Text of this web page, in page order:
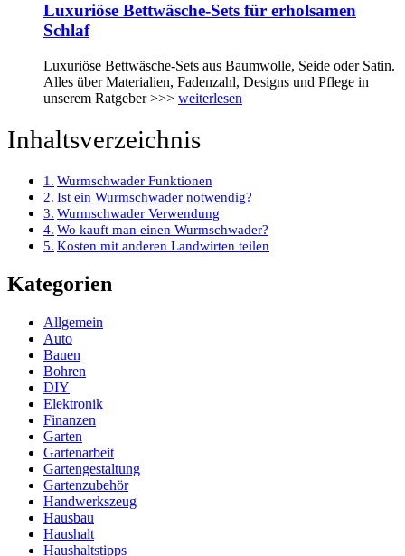
Luxuriöse Bettwäsche-Sets für erholsamen
Schlaf
Luxuriöse Bettwäsche-Sets aus Baumwolle, Seide oder Satin.
Alles über Materialien, Fadenzahl, Designs und Pflege in
unserem Ratgeber >>> weiterlesen
Inhaltsverzeichnis
Wurmschwader Funktionen
Ist ein Wurmschwader notwendig?
Wurmschwader Verwendung
Wo kauft man einen Wurmschwader?
Kosten mit anderen Landwirten teilen
Kategorien
Allgemein
Auto
Bauen
Bohren
DIY
Elektronik
Finanzen
Garten
Gartenarbeit
Gartengestaltung
Gartenzubehör
Handwerkszeug
Hausbau
Haushalt
Haushaltstipps